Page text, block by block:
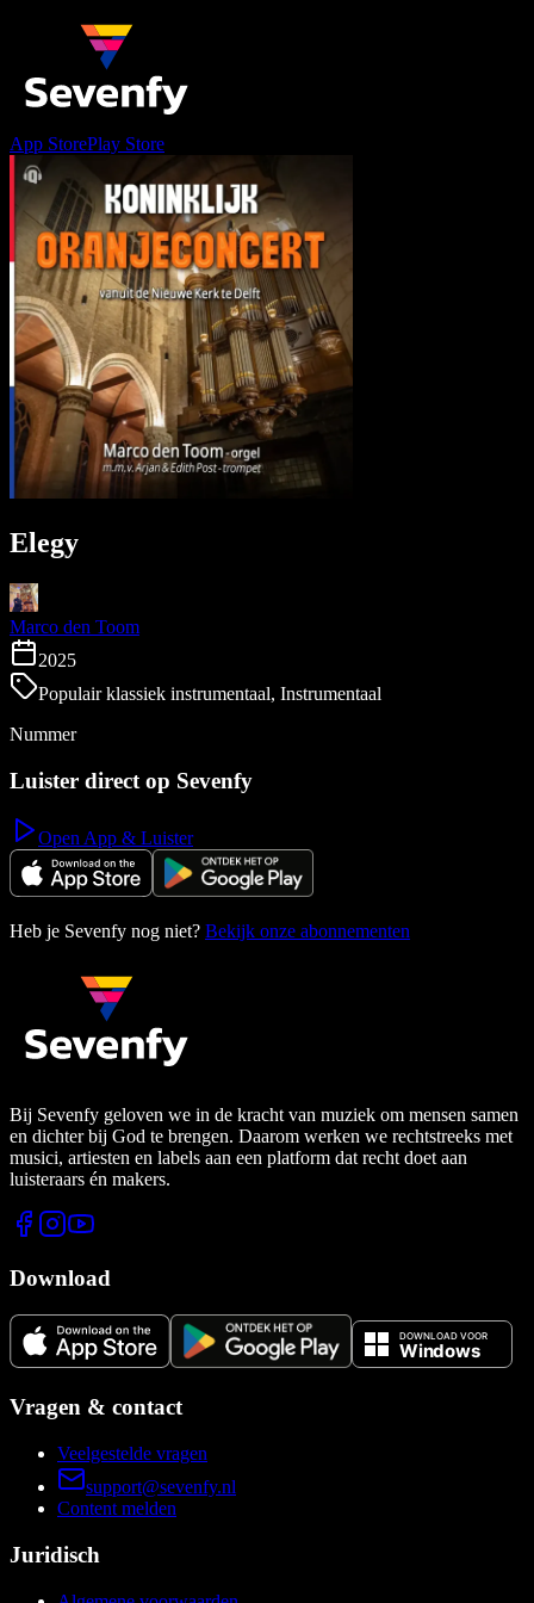
App StorePlay Store
Elegy
Marco den Toom
2025
Populair klassiek instrumentaal, Instrumentaal
Nummer
Luister direct op Sevenfy
Open App & Luister
Heb je Sevenfy nog niet? Bekijk onze abonnementen
Bij Sevenfy geloven we in de kracht van muziek om mensen samen
en dichter bij God te brengen. Daarom werken we rechtstreeks met
musici, artiesten en labels aan een platform dat recht doet aan
luisteraars én makers.
Download
Vragen & contact
Veelgestelde vragen
support@sevenfy.nl
Content melden
Juridisch